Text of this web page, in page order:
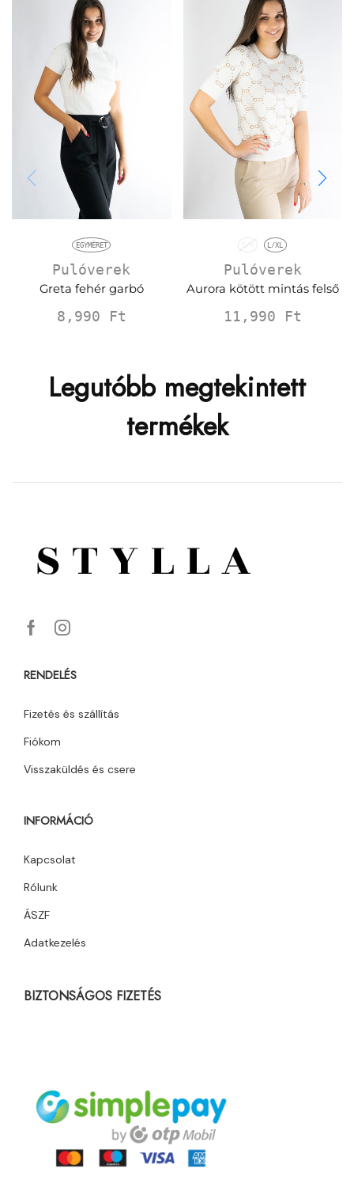
EGYMÉRET
Pulóverek
Greta fehér garbó
8,990 Ft
S/M L/XL
Pulóverek
Aurora kötött mintás felső
11,990 Ft
Legutóbb megtekintett
termékek
RENDELÉS
Fizetés és szállítás
Fiókom
Visszaküldés és csere
INFORMÁCIÓ
Kapcsolat
Rólunk
ÁSZF
Adatkezelés
BIZTONSÁGOS FIZETÉS